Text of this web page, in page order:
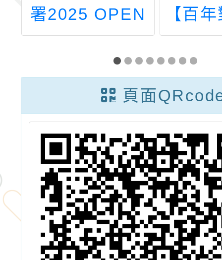
署2025 OPEN
HOUSE 開放參
觀「透視風雲
掌握未來-氣象
遙測新視界特
展」
【百
國移
館藏
園市
展開
頁面